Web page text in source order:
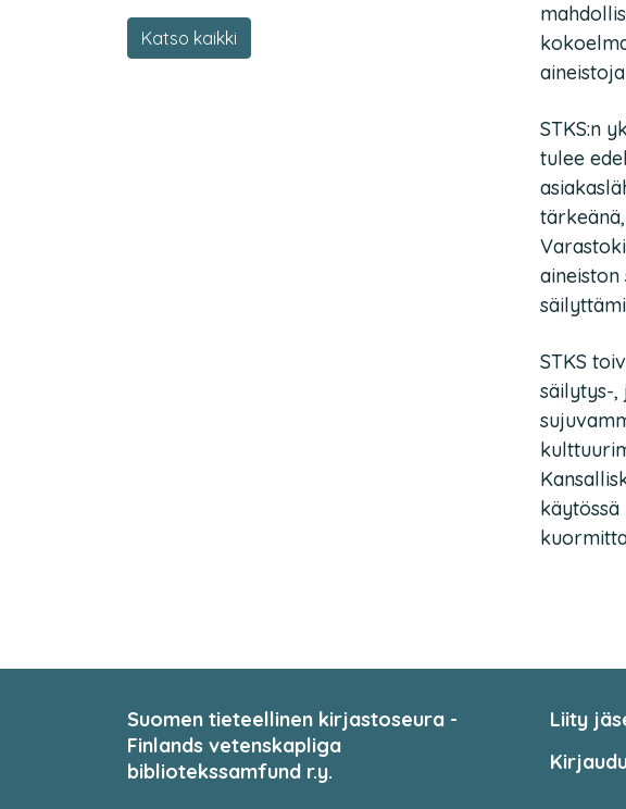
Katso kaikki
STKS:n
tulee
STKS
säilytys-,
Suomen tieteellinen kirjastoseura -
Finlands vetenskapliga
bibliotekssamfund r.y.
Liity